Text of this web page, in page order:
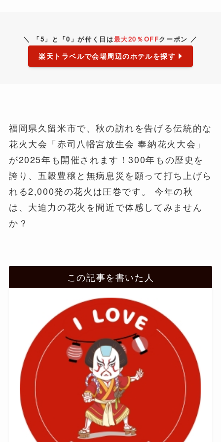
＼ 「5」と「0」が付く日は最大20％OFFクーポン ／
楽天トラベルで会場周辺のホテルを探す
福岡県久留米市で、秋の訪れを告げる伝統的な
花火大会「赤司八幡宮放生会 奉納花火大会」
が2025年も開催されます！300年もの歴史を
誇り、五穀豊穣と無病息災を願って打ち上げら
れる2,000発の花火は圧巻です。 今年の秋
は、大迫力の花火を間近で体感してみません
か？
この記事を書いた人